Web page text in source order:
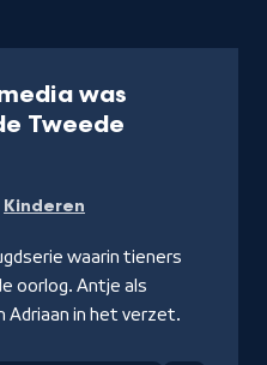
was
Tweede
Kinderen
waarin tieners
oorlog. Antje als
Adriaan in het verzet.